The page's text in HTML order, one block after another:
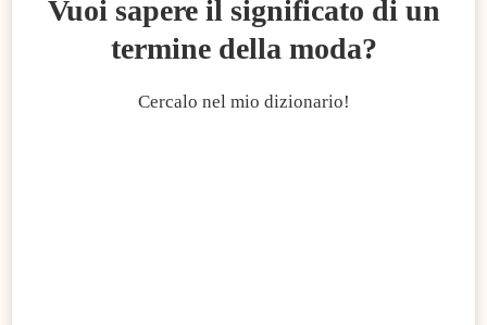
Vuoi sapere il significato di un
termine della moda?
Cercalo nel mio dizionario!